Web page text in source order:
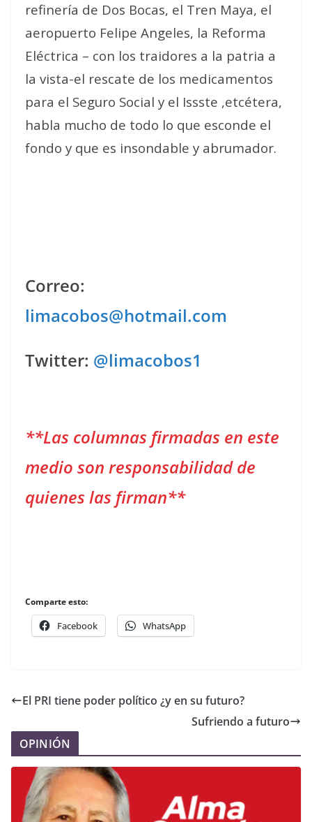
refinería de Dos Bocas, el Tren Maya, el
aeropuerto Felipe Angeles, la Reforma
Eléctrica – con los traidores a la patria a
la vista-el rescate de los medicamentos
para el Seguro Social y el Issste ,etcétera,
habla mucho de todo lo que esconde el
fondo y que es insondable y abrumador.
Correo:
limacobos@hotmail.com
Twitter: @limacobos1
**Las columnas firmadas en este
medio son responsabilidad de
quienes las firman**
Comparte esto:
Facebook WhatsApp
El PRI tiene poder político ¿y en su futuro?
Sufriendo a futuro
OPINIÓN